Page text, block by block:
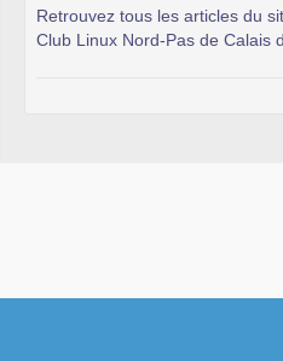
Nouvelles du Libre
Retrouvez tous les articles du